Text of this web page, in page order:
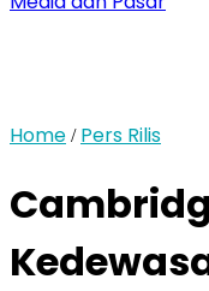
Home / Pers Rilis